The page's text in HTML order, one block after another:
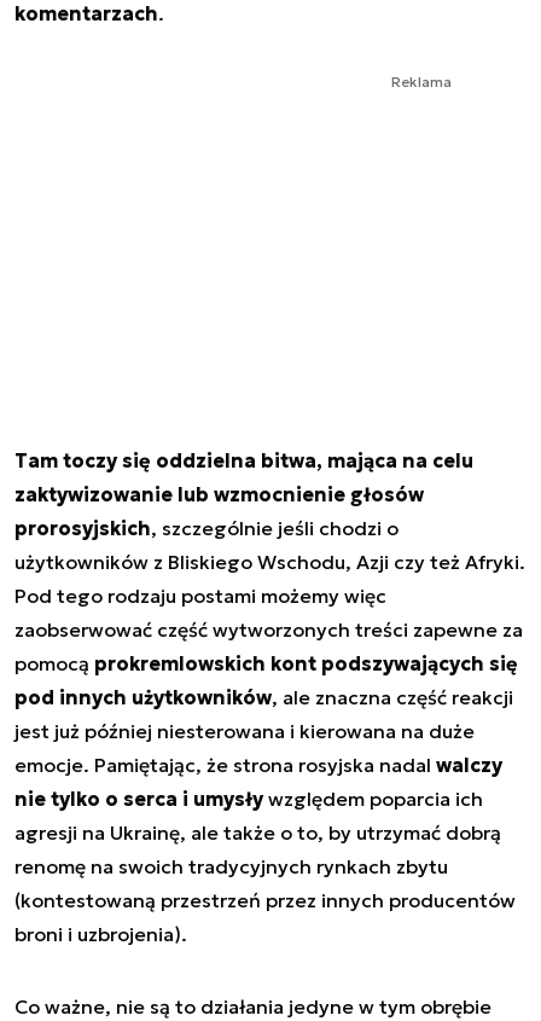
komentarzach.
Reklama
Tam toczy się oddzielna bitwa, mająca na celu
zaktywizowanie lub wzmocnienie głosów
prorosyjskich, szczególnie jeśli chodzi o
użytkowników z Bliskiego Wschodu, Azji czy też Afryki.
Pod tego rodzaju postami możemy więc
zaobserwować część wytworzonych treści zapewne za
pomocą prokremlowskich kont podszywających się
pod innych użytkowników, ale znaczna część reakcji
jest już później niesterowana i kierowana na duże
emocje. Pamiętając, że strona rosyjska nadal walczy
nie tylko o serca i umysływzględem poparcia ich
agresji na Ukrainę, ale także o to, by utrzymać dobrą
renomę na swoich tradycyjnych rynkach zbytu
(kontestowaną przestrzeń przez innych producentów
broni i uzbrojenia).
Co ważne, nie są to działania jedyne w tym obrębie